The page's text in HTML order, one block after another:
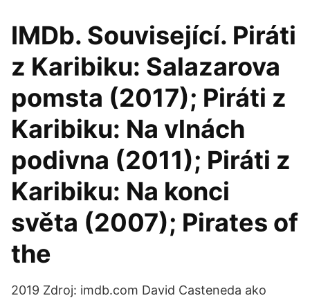
IMDb. Související. Piráti
z Karibiku: Salazarova
pomsta (2017); Piráti z
Karibiku: Na vlnách
podivna (2011); Piráti z
Karibiku: Na konci
světa (2007); Pirates of
the
2019 Zdroj: imdb.com David Casteneda ako